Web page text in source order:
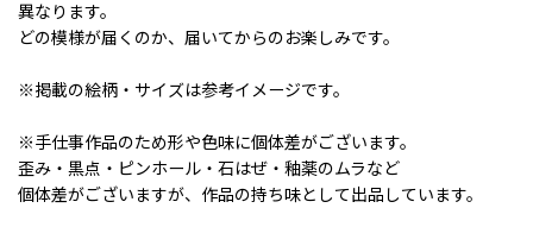
異なります。
どの模様が届くのか、届いてからのお楽しみです。
※掲載の絵柄・サイズは参考イメージです。
※手仕事作品のため形や色味に個体差がございます。
歪み・黒点・ピンホール・石はぜ・釉薬のムラなど
個体差がございますが、作品の持ち味として出品しています。